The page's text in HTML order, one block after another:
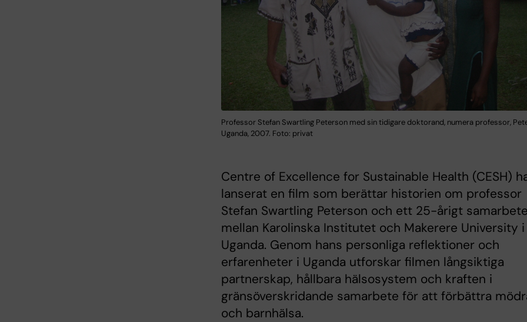
Professor Stefan Swartling Peterson med sin tidigare doktorand, numera professor,
Uganda, 2007. Foto: privat
Centre of Excellence for Sustainable Health (CESH)
lanserat en film som berättar historien om professor
Stefan Swartling Peterson och ett 25-årigt samarbete
mellan Karolinska Institutet och Makerere University i
Uganda. Genom hans personliga reflektioner och
erfarenheter i Uganda utforskar filmen långsiktiga
partnerskap, hållbara hälsosystem och kraften i
gränsöverskridande samarbete för att förbättra
och barnhälsa.